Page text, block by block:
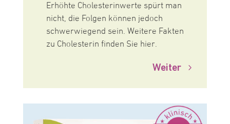
Erhöhte Cholesterinwerte spürt man
nicht, die Folgen können jedoch
schwerwiegend sein. Weitere Fakten
zu Cholesterin finden Sie hier.
Weiter